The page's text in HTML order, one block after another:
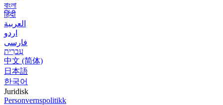
বাংলা
हिंदी
العربية
اردو
فارسی
עִברִית
中文 (简体)
日本語
한국어
Juridisk
Personvernspolitikk